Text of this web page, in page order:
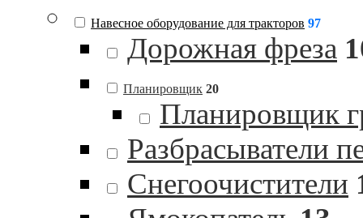
Навесное оборудование для тракторов 97
Дорожная фреза
Планировщик 20
Планировщик
Разбрасыватели
Снегоочистители